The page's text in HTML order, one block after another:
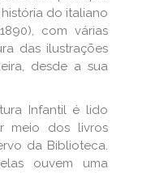
do italiano
com várias
das ilustrações
desde a sua
Infantil é lido
meio dos livros
da Biblioteca.
ouvem uma